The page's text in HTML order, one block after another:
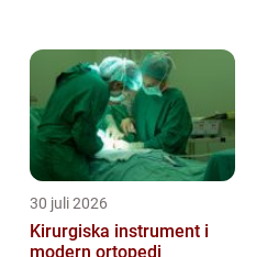
30 juli 2026
Kirurgiska instrument i
modern ortopedi